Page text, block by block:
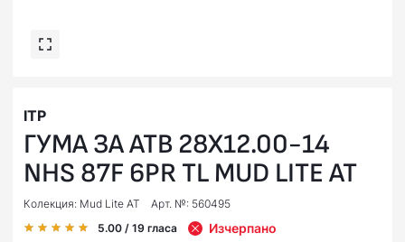
ITP
ГУМА ЗА АТВ 28X12.00-14
NHS 87F 6PR TL MUD LITE AT
Колекция: Mud Lite AT
Арт. №: 560495
5.00 / 19 гласа Изчерпано